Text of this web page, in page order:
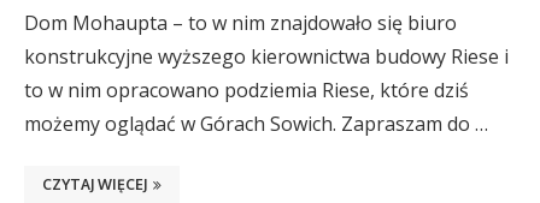
Dom Mohaupta – to w nim znajdowało się biuro
konstrukcyjne wyższego kierownictwa budowy Riese i
to w nim opracowano podziemia Riese, które dziś
możemy oglądać w Górach Sowich. Zapraszam do …
CZYTAJ WIĘCEJ